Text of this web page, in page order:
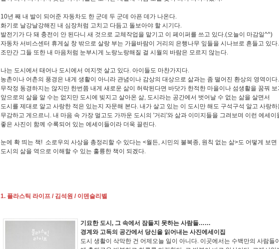
10년 째 내 발이 되어준 자동차도 한 군데 두 군데 아픈 데가 나온다.
화기로 날강날강해진 내 심장처럼 고치고 다듬고 돌보아야 할 시기다.
발전기가 다 돼 충전이 안 된다니 새 것으로 교체작업을 맡기고 이 페이퍼를 쓰고 있다.(오늘이 마감일^^)
자동차 서비스센터 휴게실 창 밖으로 살랑 부는 가을바람이 거리의 은행나무 잎들을 시나브로 흔들고 있다.
조만간 그들 또한 내 마음처럼 눈부시게 노랑노랑해질 걸 시월의 바람은 모르지 않는다.
나는 도시에서 태어나 도시에서 여지껏 살고 있다. 아이들도 마찬가지다.
농촌이나 어촌의 풍경은 내게 생활이 아니라 관념이나 감상의 대상으로 삶과는 좀 떨어진 환상의 영역이다.
무작정 동경하지는 않지만 한번쯤 내게 새로운 삶이 허락된다면 바닷가 한적한 마을이나 섬생활을 꿈꿔
앞으로의 삶을 알 수는 없지만 도시에 빚지고 살아온 삶, 도시라는 공간에서 벗어날 수 없는 삶을 살면서
도시를 제대로 알고 사랑한 적은 있는지 자문해 본다. 내가 살고 있는 이 도시만 해도 구석구석 알고 사랑하
무감하고 게으르니. 내 마음 속 가장 멀고도 가까운 도시의 '거리'와 삶과 이미지들을 그려보며 이런 에세이
좋은 사진이 함께 수록되어 있는 에세이들이라 더욱 끌린다.
눈에 확 띄는 책! 소로우의 사상을 총정리할 수 있다는 <월든, 시민의 불복종, 원칙 없는 삶>도 어떻게 보면
도시의 삶을 역으로 이해할 수 있는 훌륭한 책이 되겠다.
1. 플라스틱 라이프 / 김석원 / 이덴슬리벨
기묘한 도시, 그 속에서 잠들지 못하는 사람들……
경계와 고독의 공간에서 당신을 읽어내는 사진에세이집
도시 생활이 삭막한 건 어제오늘 일이 아니다. 이곳에서는 수백만의 사람들